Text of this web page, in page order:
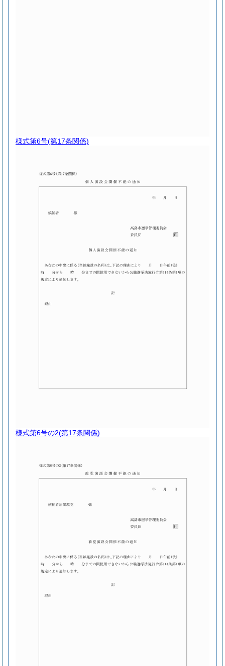
様式第6号(第17条関係)
様式第6号の2(第17条関係)